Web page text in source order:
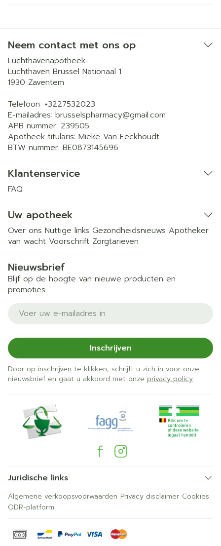
Neem contact met ons op
Luchthavenapotheek
Luchthaven Brussel Nationaal 1
1930 Zaventem
Telefoon: +3227532023
E-mailadres: brusselspharmacy@gmail.com
APB nummer: 239505
Apotheek titularis: Mieke Van Eeckhoudt
BTW nummer: BE0873145696
Klantenservice
FAQ
Uw apotheek
Over ons Nuttige links Gezondheidsnieuws Apotheker
van wacht Voorschrift Zorgtarieven
Nieuwsbrief
Blijf op de hoogte van nieuwe producten en
promoties
E-mail adres
Inschrijven
Door op inschrijven te klikken, schrijft u zich in voor onze
nieuwsbrief en gaat u akkoord met onze privacy policy.
Juridische links
Algemene verkoopsvoorwaarden Privacy disclaimer Cookies
ODR-platform